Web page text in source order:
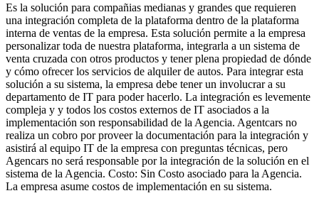
Es la solución para compañias medianas y grandes que requieren
una integración completa de la plataforma dentro de la plataforma
interna de ventas de la empresa. Esta solución permite a la empresa
personalizar toda de nuestra plataforma, integrarla a un sistema de
venta cruzada con otros productos y tener plena propiedad de dónde
y cómo ofrecer los servicios de alquiler de autos. Para integrar esta
solución a su sistema, la empresa debe tener un involucrar a su
departamento de IT para poder hacerlo. La integración es levemente
compleja y y todos los costos externos de IT asociados a la
implementación son responsabilidad de la Agencia. Agentcars no
realiza un cobro por proveer la documentación para la integración y
asistirá al equipo IT de la empresa con preguntas técnicas, pero
Agencars no será responsable por la integración de la solución en el
sistema de la Agencia. Costo: Sin Costo asociado para la Agencia.
La empresa asume costos de implementación en su sistema.